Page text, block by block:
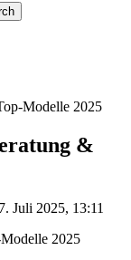
Modelle 2025
&
7. Juli 2025, 13:11